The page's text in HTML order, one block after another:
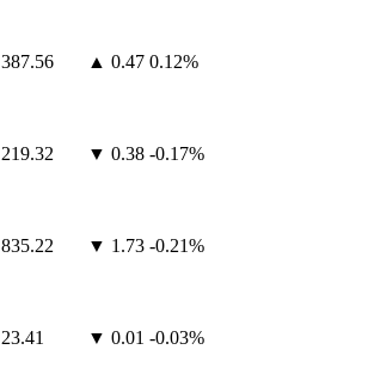
387.56 ▲ 0.47 0.12%
219.32 ▼ 0.38 -0.17%
835.22 ▼ 1.73 -0.21%
23.41 ▼ 0.01 -0.03%